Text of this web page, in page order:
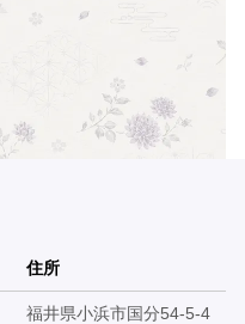
住所
福井県小浜市国分54-5-4